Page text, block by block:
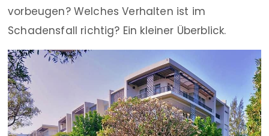
vorbeugen? Welches Verhalten ist im
Schadensfall richtig? Ein kleiner Überblick.